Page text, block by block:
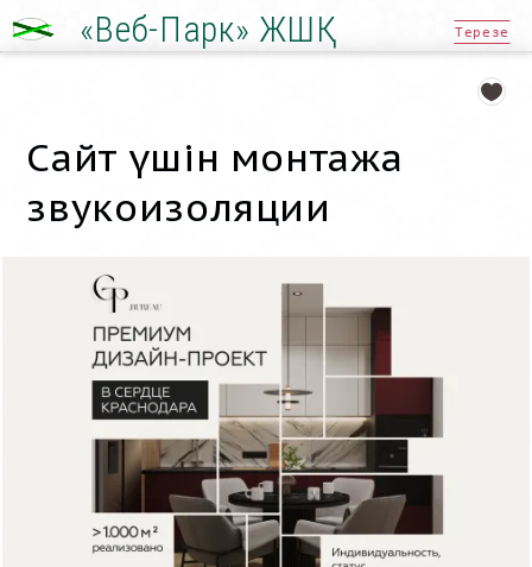
«Веб-Парк» ЖШҚ Терезе
Сайт үшін монтажа
звукоизоляции